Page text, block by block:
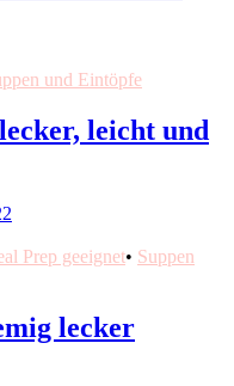
und Eintöpfe
leicht und
Prep geeignet• Suppen
lecker